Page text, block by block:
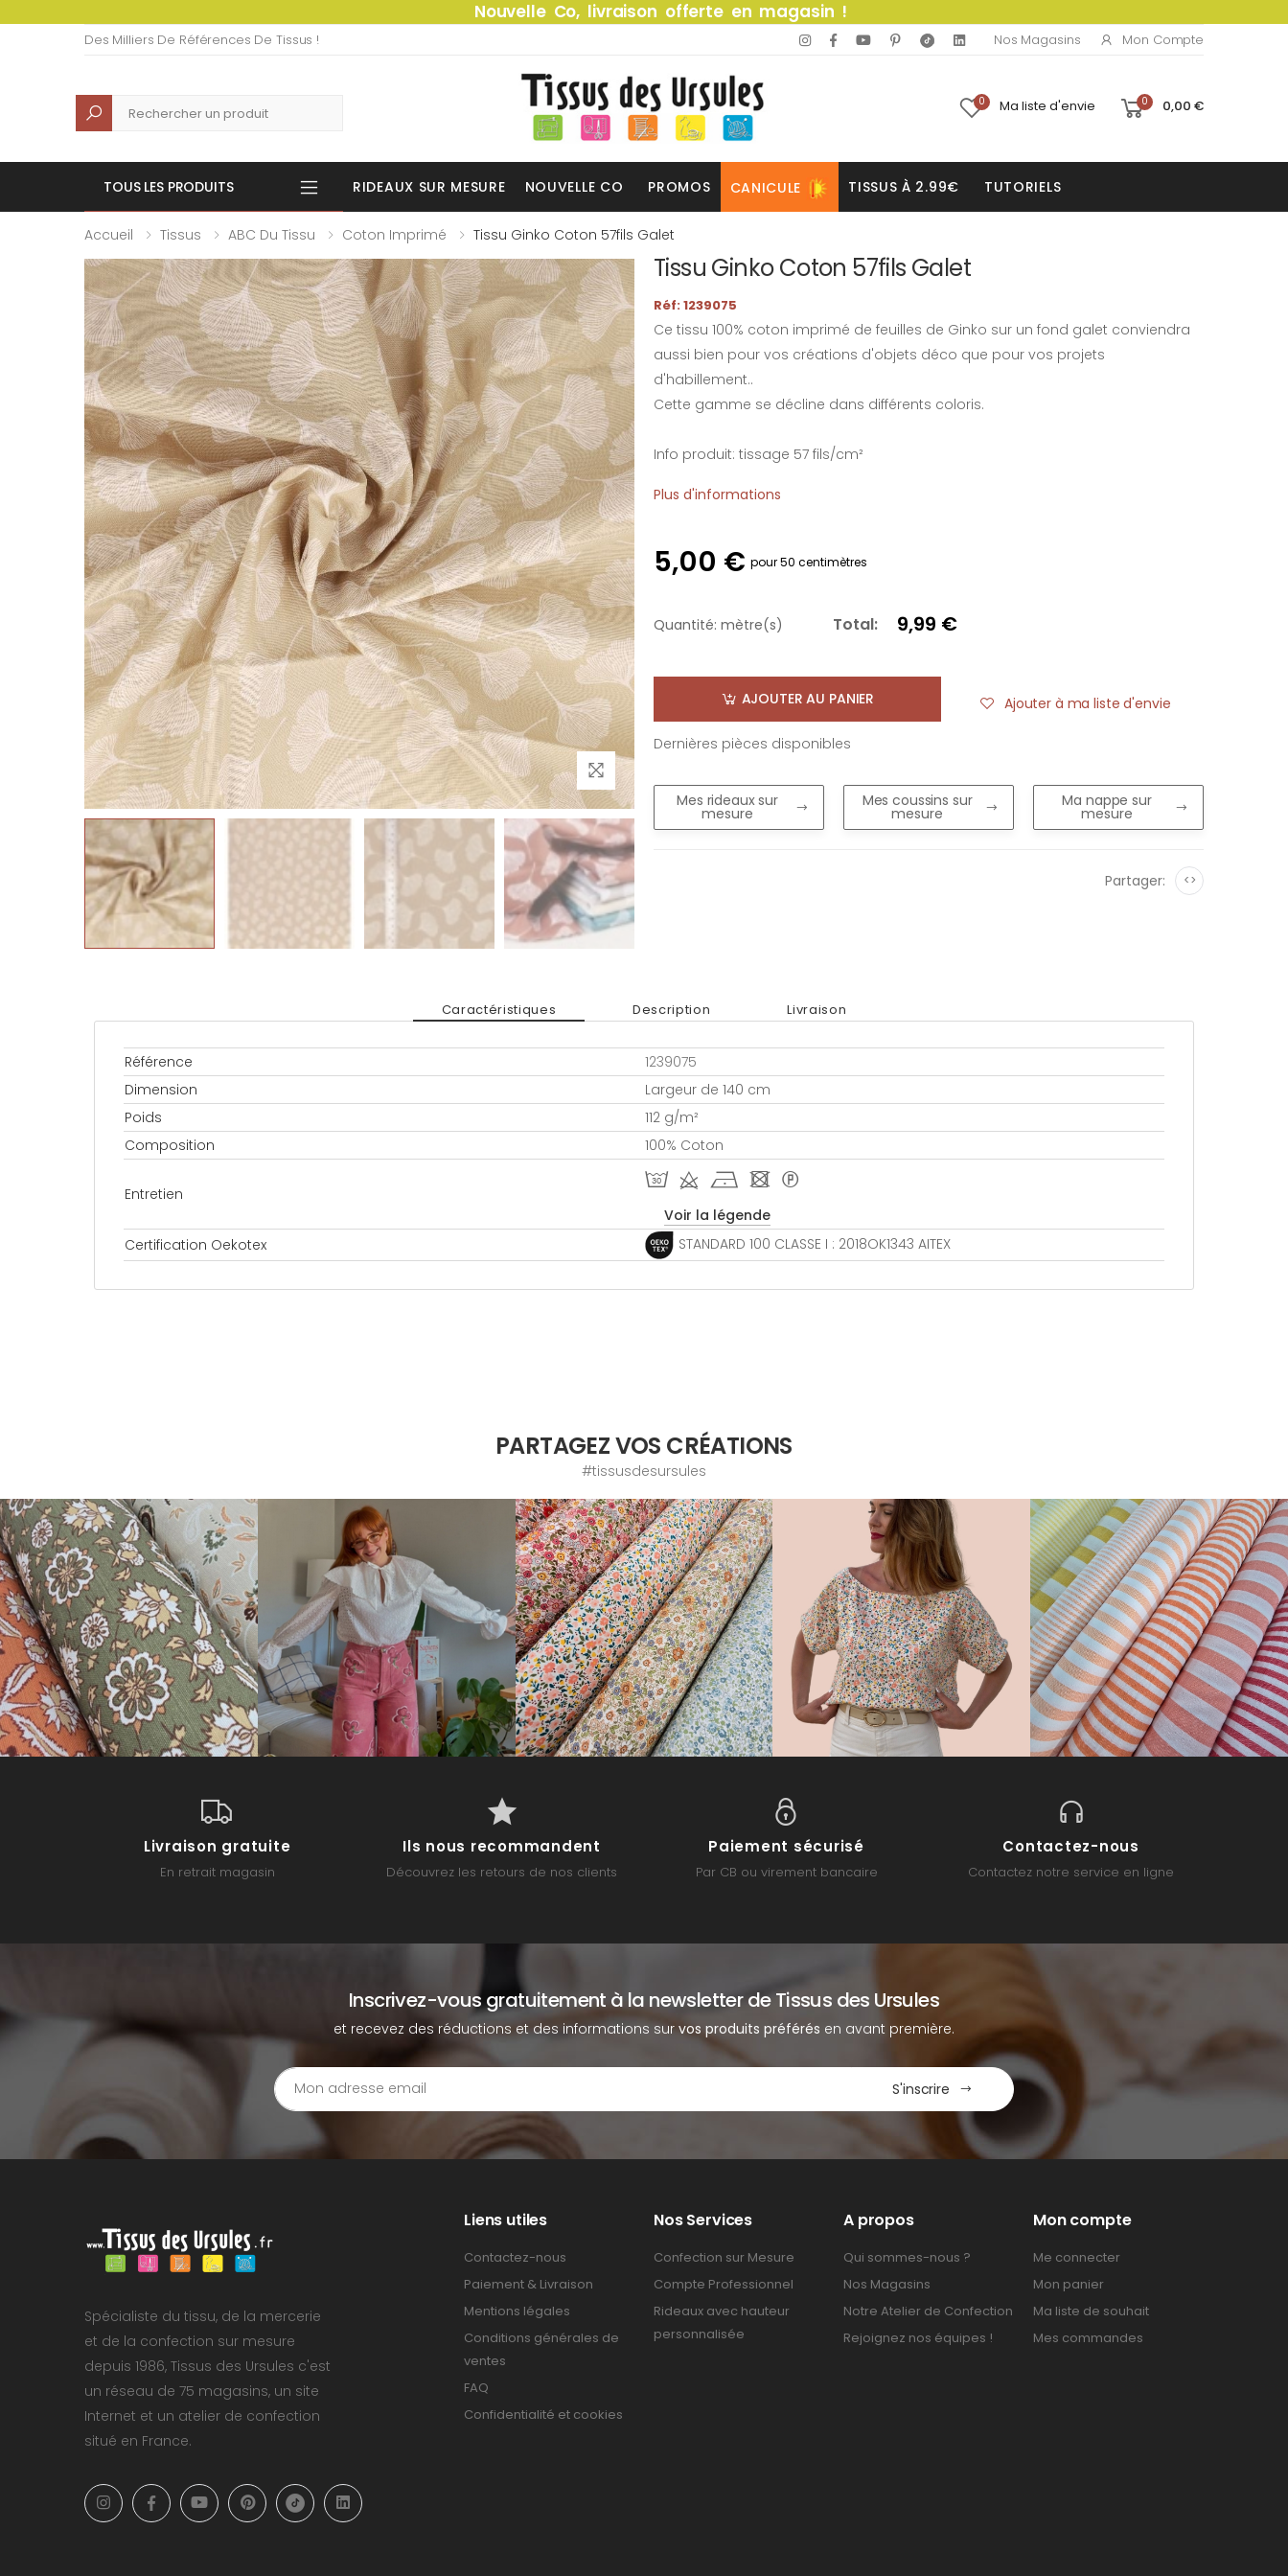
Nouvelle Co, livraison offerte en magasin !
Des Milliers De Références De Tissus ! Nos Magasins Mon Compte
Recherche 0 Ma liste d'envie 0 0,00 €
TOUS LES PRODUITS RIDEAUX SUR MESURE NOUVELLE CO PROMOS CANICULE TISSUS À 2.99€ TUTORIELS
Accueil Tissus ABC Du Tissu Coton Imprimé Tissu Ginko Coton 57fils Galet
Tissu Ginko Coton 57fils Galet
Réf: 1239075
Ce tissu 100% coton imprimé de feuilles de Ginko sur un fond galet conviendra
aussi bien pour vos créations d'objets déco que pour vos projets
d'habillement..
Cette gamme se décline dans différents coloris.
Info produit: tissage 57 fils/cm²
Plus d'informations
5,00 € pour 50 centimètres
Quantité: mètre(s) Total: 9,99 €
AJOUTER AU PANIER Ajouter à ma liste d'envie
Dernières pièces disponibles
Mes rideaux sur
mesure
Mes coussins sur
mesure
Ma nappe sur
mesure
Partager: <>
Caractéristiques Description Livraison
Référence
1239075
Dimension
Largeur de 140 cm
Poids
112 g/m²
Composition
100% Coton
Entretien
T d h - *
Voir la légende
Certification Oekotex
STANDARD 100 CLASSE I : 2018OK1343 AITEX
PARTAGEZ VOS CRÉATIONS
#tissusdesursules
Livraison gratuite
En retrait magasin
Ils nous recommandent
Découvrez les retours de nos clients
Paiement sécurisé
Par CB ou virement bancaire
Contactez-nous
Contactez notre service en ligne
Inscrivez-vous gratuitement à la newsletter de Tissus des Ursules
et recevez des réductions et des informations survos produits préférés en avant première.
S'inscrire
Spécialiste du tissu, de la mercerie
et de la confection sur mesure
depuis 1986, Tissus des Ursules c'est
un réseau de 75 magasins, un site
Internet et un atelier de confection
situé en France.
Liens utiles
Contactez-nous
Paiement & Livraison
Mentions légales
Conditions générales de
ventes
FAQ
Confidentialité et cookies
Nos Services
Confection sur Mesure
Compte Professionnel
Rideaux avec hauteur
personnalisée
A propos
Qui sommes-nous ?
Nos Magasins
Notre Atelier de Confection
Rejoignez nos équipes !
Mon compte
Me connecter
Mon panier
Ma liste de souhait
Mes commandes